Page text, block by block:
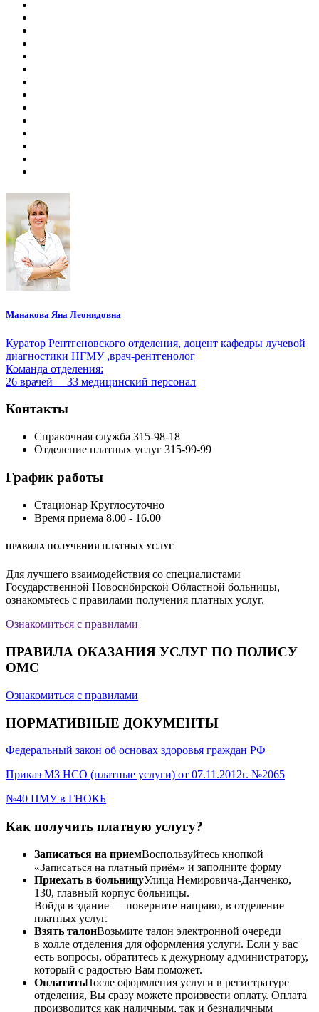
Манакова Яна Леонидовна
Куратор Рентгеновского отделения, доцент кафедры лучевой
диагностики НГМУ ,врач-рентгенолог
Команда отделения:
26 врачей 33 медицинский персонал
Контакты
Справочная служба 315-98-18
Отделение платных услуг 315-99-99
График работы
Стационар Круглосуточно
Время приёма 8.00 - 16.00
ПРАВИЛА ПОЛУЧЕНИЯ ПЛАТНЫХ УСЛУГ
Для лучшего взаимодействия со специалистами
Государственной Новосибирской Областной больницы,
ознакомьтесь с правилами получения платных услуг.
Ознакомиться с правилами
ПРАВИЛА ОКАЗАНИЯ УСЛУГ ПО ПОЛИСУ
ОМС
Ознакомиться с правилами
НОРМАТИВНЫЕ ДОКУМЕНТЫ
Федеральный закон об основах здоровья граждан РФ
Приказ МЗ НСО (платные услуги) от 07.11.2012г. №2065
№40 ПМУ в ГНОКБ
Как получить платную услугу?
Записаться на приемВоспользуйтесь кнопкой
«Записаться на платный приём» и заполните форму
Приехать в больницуУлица Немировича-Данченко,
130, главный корпус больницы.
Войдя в здание — поверните направо, в отделение
платных услуг.
Взять талонВозьмите талон электронной очереди
в холле отделения для оформления услуги. Если у вас
есть вопросы, обратитесь к дежурному администратору,
который с радостью Вам поможет.
ОплатитьПосле оформления услуги в регистратуре
отделения, Вы сразу можете произвести оплату. Оплата
производится как наличным, так и безналичным